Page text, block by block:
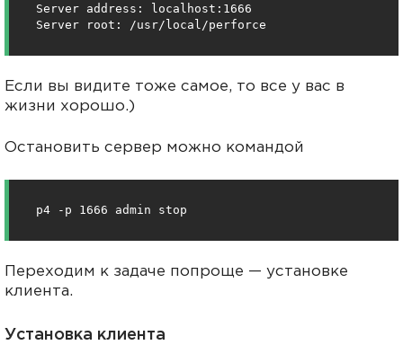
Server address: localhost:1666
Server root: /usr/local/perforce
Если вы видите тоже самое, то все у вас в
жизни хорошо.)
Остановить сервер можно командой
p4 -p 1666 admin stop
Переходим к задаче попроще — установке
клиента.
Установка клиента